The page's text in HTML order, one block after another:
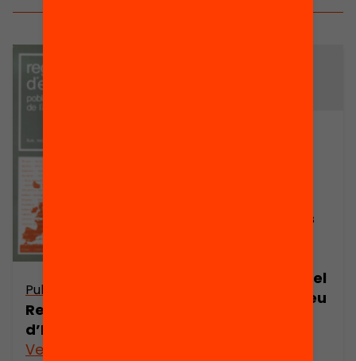
Publicació
Regions
d’Europa
Veure’n més
territoris de les
autònomes en el
context europeu